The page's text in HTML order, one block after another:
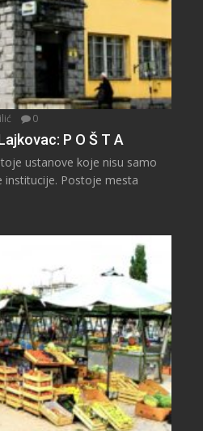
0
P O Š T A
ustanove koje nisu samo
institucije. Postoje mesta